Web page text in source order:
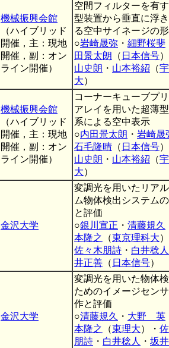
機械振興会館
（ハイブリッド
開催，主：現地
開催，副：オン
ライン開催）
空間フィルターを有
型装置から垂直に浮
る空中サイネージの
○岩崎晟弥 ・ 細野桜斐
田景太朗 （ 日本信号
山史朗 ・ 山本裕紹 （
大）
機械振興会館
（ハイブリッド
開催，主：現地
開催，副：オン
ライン開催）
コーナーキューブプ
アレイを用いた超薄
系による空中表示
○内田景太朗 ・ 岩崎晟
石毛隆晴 （ 日本信号
山史朗 ・ 山本裕紹 （
大）
金沢大学
変調光を用いたリア
ム物体検出システム
と評価
○銀川宣正 ・ 清藤規久
本隆之
（東京理科大
佐々木朋詩 ・ 白井稔人
井正善 （ 日本信号）
金沢大学
変調光を用いた物体
ためのイメージセン
作と評価
○清藤規久 ・ 大野 英
本隆之
（東理大）・
朋詩 ・ 白井稔人 ・ 坂